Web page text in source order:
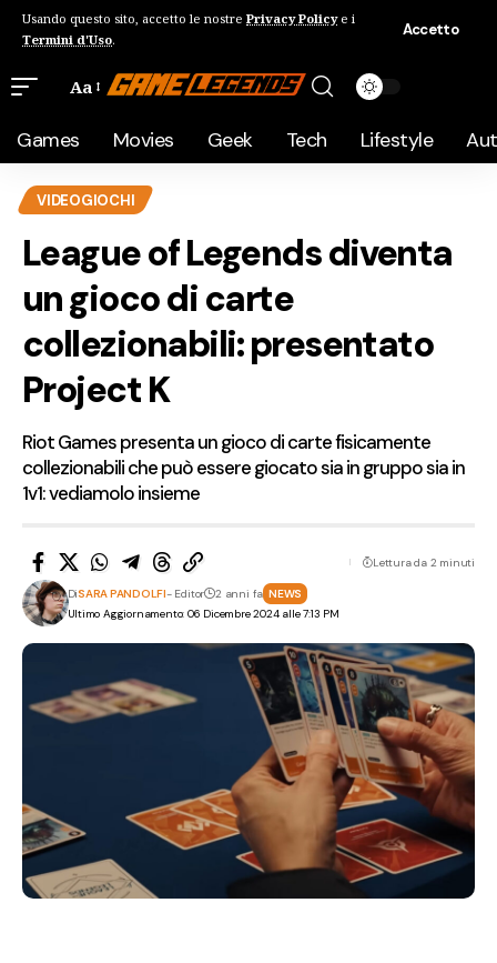
Usando questo sito, accetto le nostre Privacy Policye i
Termini d'Uso.
Accetto
Aa
Games Movies Geek Tech Lifestyle
VIDEOGIOCHI
League of Legends diventa
un gioco di carte
collezionabili: presentato
Project K
Riot Games presenta un gioco di carte fisicamente
collezionabili che può essere giocato sia in gruppo sia in
1v1: vediamolo insieme
Ultimo Aggiornamento: 06 Dicembre 2024 alle 7:13 PM
DiSARA PANDOLFI- Editor 2 anni fa NEWS
Lettura da 2 minuti